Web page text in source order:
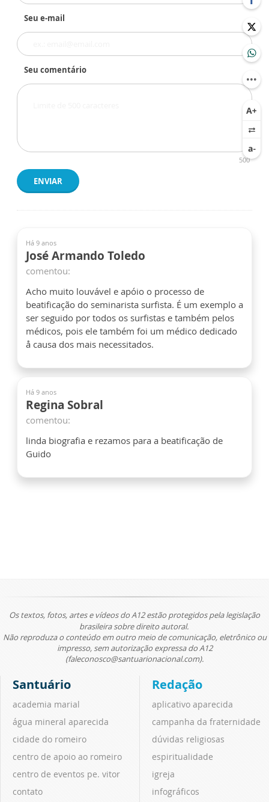
Seu e-mail
Seu comentário
500
ENVIAR
Há 9 anos
José Armando Toledo
comentou:
Acho muito louvável e apóio o processo de
beatificação do seminarista surfista. É um exemplo a
ser seguido por todos os surfistas e também pelos
médicos, pois ele também foi um médico dedicado
å causa dos mais necessitados.
Há 9 anos
Regina Sobral
comentou:
linda biografia e rezamos para a beatificação de
Guido
Os textos, fotos, artes e vídeos do A12 estão protegidos pela legislação
brasileira sobre direito autoral.
Não reproduza o conteúdo em outro meio de comunicação, eletrônico ou
impresso, sem autorização expressa do A12
(faleconosco@santuarionacional.com).
Santuário
academia marial
água mineral aparecida
cidade do romeiro
centro de apoio ao romeiro
centro de eventos pe. vitor
contato
Redação
aplicativo aparecida
campanha da fraternidade
dúvidas religiosas
espiritualidade
igreja
infográficos